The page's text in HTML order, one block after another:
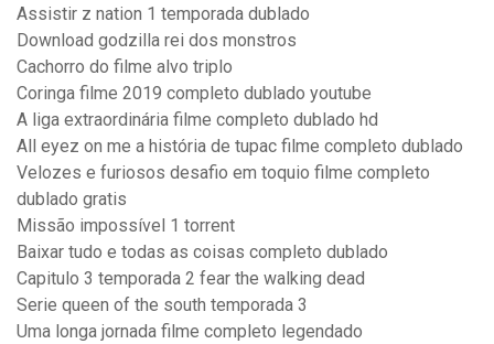
Assistir z nation 1 temporada dublado
Download godzilla rei dos monstros
Cachorro do filme alvo triplo
Coringa filme 2019 completo dublado youtube
A liga extraordinária filme completo dublado hd
All eyez on me a história de tupac filme completo dublado
Velozes e furiosos desafio em toquio filme completo
dublado gratis
Missão impossível 1 torrent
Baixar tudo e todas as coisas completo dublado
Capitulo 3 temporada 2 fear the walking dead
Serie queen of the south temporada 3
Uma longa jornada filme completo legendado